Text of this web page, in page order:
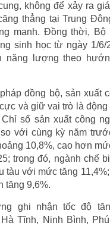
không để xảy ra
thẳng tại Trung
mạnh. Đồng thời, Bộ
sinh học từ ngày 1/6/
năng lượng theo
đồng bộ, sản xuất
và giữ vai trò là
số sản xuất công
với cùng kỳ năm
10,8%, cao hơn
trong đó, ngành chế
tàu với mức tăng
tăng 9,6%.
ghi nhận tốc độ
Tĩnh, Ninh Bình,